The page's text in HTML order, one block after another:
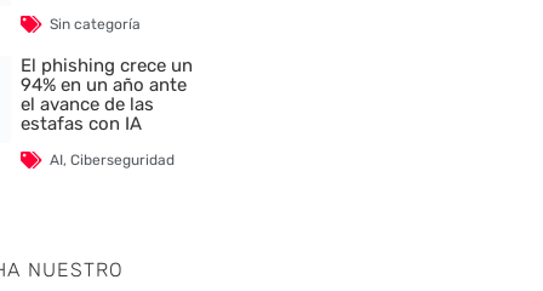
Sin categoría
El phishing crece un
94% en un año ante
el avance de las
estafas con IA
AI,Ciberseguridad
NUESTRO